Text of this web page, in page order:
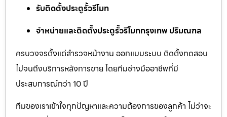
รับติดตั้งประตูรั้วรีโมท
จำหน่ายและติดตั้งประตูรั้วรีโมทกรุงเทพ ปริมณฑล
ครบวงจรตั้งแต่สำรวจหน้างาน ออกแบบระบบ ติดตั้งทดสอบ
ไปจนถึงบริการหลังการขาย โดยทีมช่างมืออาชีพที่มี
ประสบการณ์กว่า 10 ปี
ทีมของเราเข้าใจทุกปัญหาและความต้องการของลูกค้า ไม่ว่าจะ